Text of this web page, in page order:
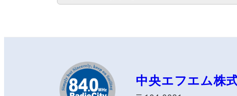
中央エフエム株